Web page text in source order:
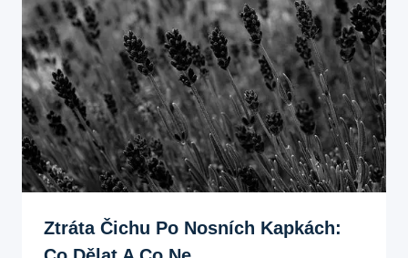
Ztráta Čichu Po Nosních Kapkách: